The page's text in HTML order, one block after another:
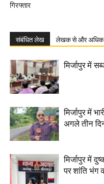
गिरफ्तार
संबंधित लेख लेखक से और अधिक
मिर्जापुर में
मिर्जापुर में
अगले तीन
मिर्जापुर में
पर शांति भंग